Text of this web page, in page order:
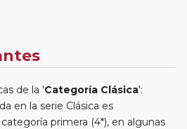
de la 'Categoría Clásica':
en la serie Clásica es
primera (4*), en algunas